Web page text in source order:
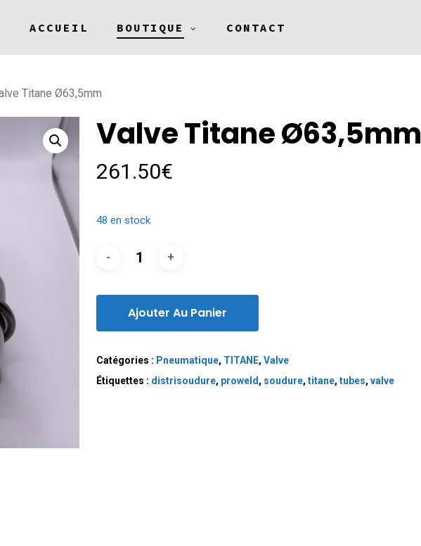
ACCUEIL BOUTIQUE CONTACT
Titane Ø63,5mm
Valve Titane Ø63,5mm
261.50€
48 en stock
Ajouter Au Panier
Catégories : Pneumatique, TITANE, Valve
Étiquettes : distrisoudure, proweld , soudure, titane, tubes, valve